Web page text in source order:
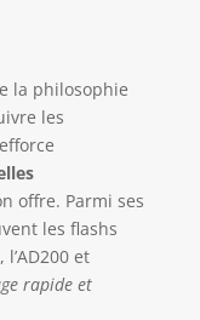
la philosophie
les
offre. Parmi ses
les flashs
et
rapide et